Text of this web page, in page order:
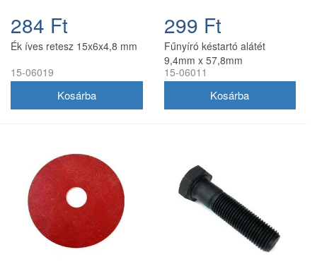
284 Ft
Ék íves retesz 15x6x4,8 mm
15-06019
299 Ft
Fűnyíró késtartó alátét
9,4mm x 57,8mm
15-06011